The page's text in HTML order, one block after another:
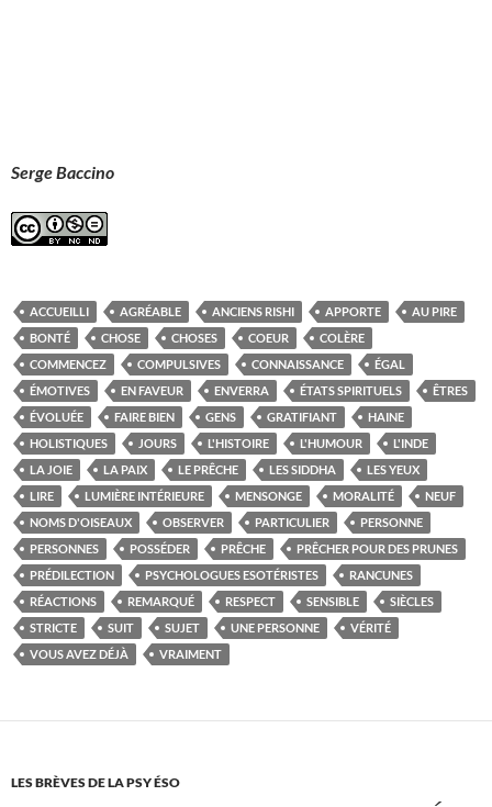
Serge Baccino
ACCUEILLI AGRÉABLE ANCIENS RISHI APPORTE
AU PIRE
BONTÉ
CHOSE CHOSES COEUR
COLÈRE
COMMENCEZ
COMPULSIVES CONNAISSANCE
ÉGAL
ÉMOTIVES
EN FAVEUR ENVERRA ÉTATS SPIRITUELS
ÊTRES
ÉVOLUÉE
FAIRE BIEN GENS GRATIFIANT
HAINE
HOLISTIQUES
JOURS L'HISTOIRE L'HUMOUR
L'INDE
LA JOIE
LA PAIX LE PRÊCHE LES SIDDHA
LES YEUX
LIRE
LUMIÈRE INTÉRIEURE MENSONGE MORALITÉ
NEUF
NOMS D'OISEAUX
OBSERVER PARTICULIER
PERSONNE
PERSONNES
POSSÉDER PRÊCHE
PRÊCHER POUR DES PRUNES
PRÉDILECTION
PSYCHOLOGUES ESOTÉRISTES
RANCUNES
RÉACTIONS
REMARQUÉ RESPECT SENSIBLE
SIÈCLES
STRICTE
SUIT SUJET UNE PERSONNE
VÉRITÉ
VOUS AVEZ DÉJÀ
VRAIMENT
LES BRÈVES DE LA PSY ÉSO